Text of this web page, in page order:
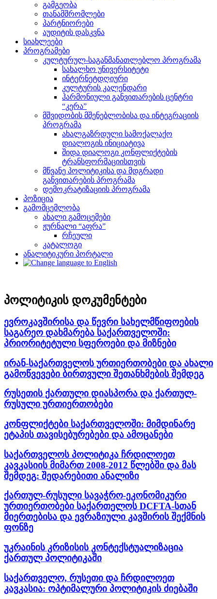
გამგეობა
თანამშრომლები
პარტნიორები
აუდიტის დასკვნა
სიახლეები
პროგრამები
კულტურულ-საგანმანათლებლო პროგრამა
სახალხო უნივერსიტეტი
ინტერნეტდღიური
კულტურის კალენდარი
ჰარმონიული განვითარების ცენტრი
“კერა”
მშვიდობის მშენებლობისა და ინტეგრაციის
პროგრამა
ახალგაზრდული სამოქალაქო
დიალოგის ინიციატივა
შიდა დიალოგი კონფლიქტების
ტრანსფორმაციისთვის
მწვანე პოლიტიკისა და მდგრადი
განვითარების პროგრამა
დემოკრატიზაციის პროგრამა
პოზიცია
გამომცემლობა
ახალი გამოცემები
ჟურნალი “აფრა”
რჩეული
კატალოგი
ანალიტიკური პორტალი
პოლიტიკის დოკუმენტები
ევროკავშირისა და წევრი სახელმწიფოების
საგარეო დახმარება საქართველოში:
პრიორიტეტული სფეროები და მიზნები
ირან-საქართველოს ურთიერთობები და ახალი
გამოწვევები ბირთვული შეთანხმების შემდეგ
რუსეთის ქართული დიასპორა და ქართულ-
რუსული ურთიერთობები
კონფლიქტები საქართველოში: მიმდინარე
ეტაპის თავისებურებები და ამოცანები
საქართველოს პოლიტიკა ჩრდილოეთ
კავკასიის მიმართ 2008-2012 წლებში და მას
შემდეგ: შედარებითი ანალიზი
ქართულ-რუსული სავაჭრო-ეკონომიკური
ურთიერთობები საქართელოს DCFTA-სთან
მიერთებისა და ევრაზიული კავშირის შექმნის
ფონზე
უკრაინის კრიზისის კონტექსტუალიზაცია
ქართულ პოლიტიკაში
საქართველო, რუსეთი და ჩრდილოეთ
კავკასია: ოპტიმალური პოლიტიკის ძიებაში